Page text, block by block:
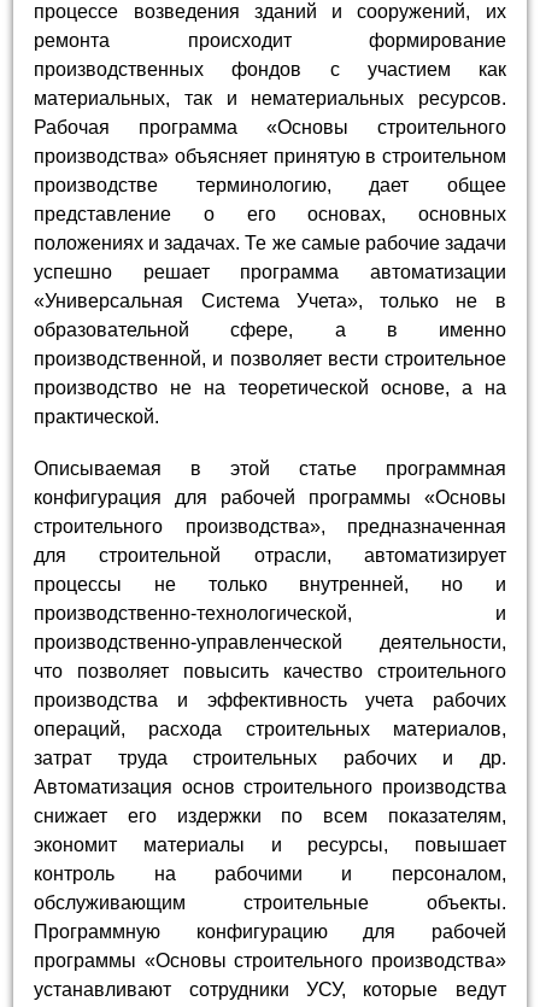
процессе возведения зданий и сооружений, их
ремонта происходит формирование
производственных фондов с участием как
материальных, так и нематериальных ресурсов.
Рабочая программа «Основы строительного
производства» объясняет принятую в строительном
производстве терминологию, дает общее
представление о его основах, основных
положениях и задачах. Те же самые рабочие задачи
успешно решает программа автоматизации
«Универсальная Система Учета», только не в
образовательной сфере, а в именно
производственной, и позволяет вести строительное
производство не на теоретической основе, а на
практической.
Описываемая в этой статье программная
конфигурация для рабочей программы «Основы
строительного производства», предназначенная
для строительной отрасли, автоматизирует
процессы не только внутренней, но и
производственно-технологической, и
производственно-управленческой деятельности,
что позволяет повысить качество строительного
производства и эффективность учета рабочих
операций, расхода строительных материалов,
затрат труда строительных рабочих и др.
Автоматизация основ строительного производства
снижает его издержки по всем показателям,
экономит материалы и ресурсы, повышает
контроль на рабочими и персоналом,
обслуживающим строительные объекты.
Программную конфигурацию для рабочей
программы «Основы строительного производства»
устанавливают сотрудники УСУ, которые ведут